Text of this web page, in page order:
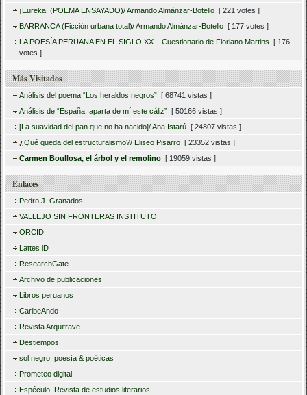
¡Eureka! (POEMA ENSAYADO)/ Armando Almánzar-Botello [ 221 votes ]
BARRANCA (Ficción urbana total)/ Armando Almánzar-Botello [ 177 votes ]
LA POESÍA PERUANA EN EL SIGLO XX – Cuestionario de Floriano Martins [ 176
votes ]
Más Visitados
Análisis del poema “Los heraldos negros” [ 68741 vistas ]
Análisis de “España, aparta de mí este cáliz” [ 50166 vistas ]
[La suavidad del pan que no ha nacido]/ Ana Istarú [ 24807 vistas ]
¿Qué queda del estructuralismo?/ Eliseo Pisarro [ 23352 vistas ]
Carmen Boullosa, el árbol y el remolino [ 19059 vistas ]
Enlaces
Pedro J. Granados
VALLEJO SIN FRONTERAS INSTITUTO
ORCID
Lattes iD
ResearchGate
Archivo de publicaciones
Libros peruanos
CaribeAndo
Revista Arquitrave
Destiempos
sol negro. poesía & poéticas
Prometeo digital
Espéculo. Revista de estudios literarios